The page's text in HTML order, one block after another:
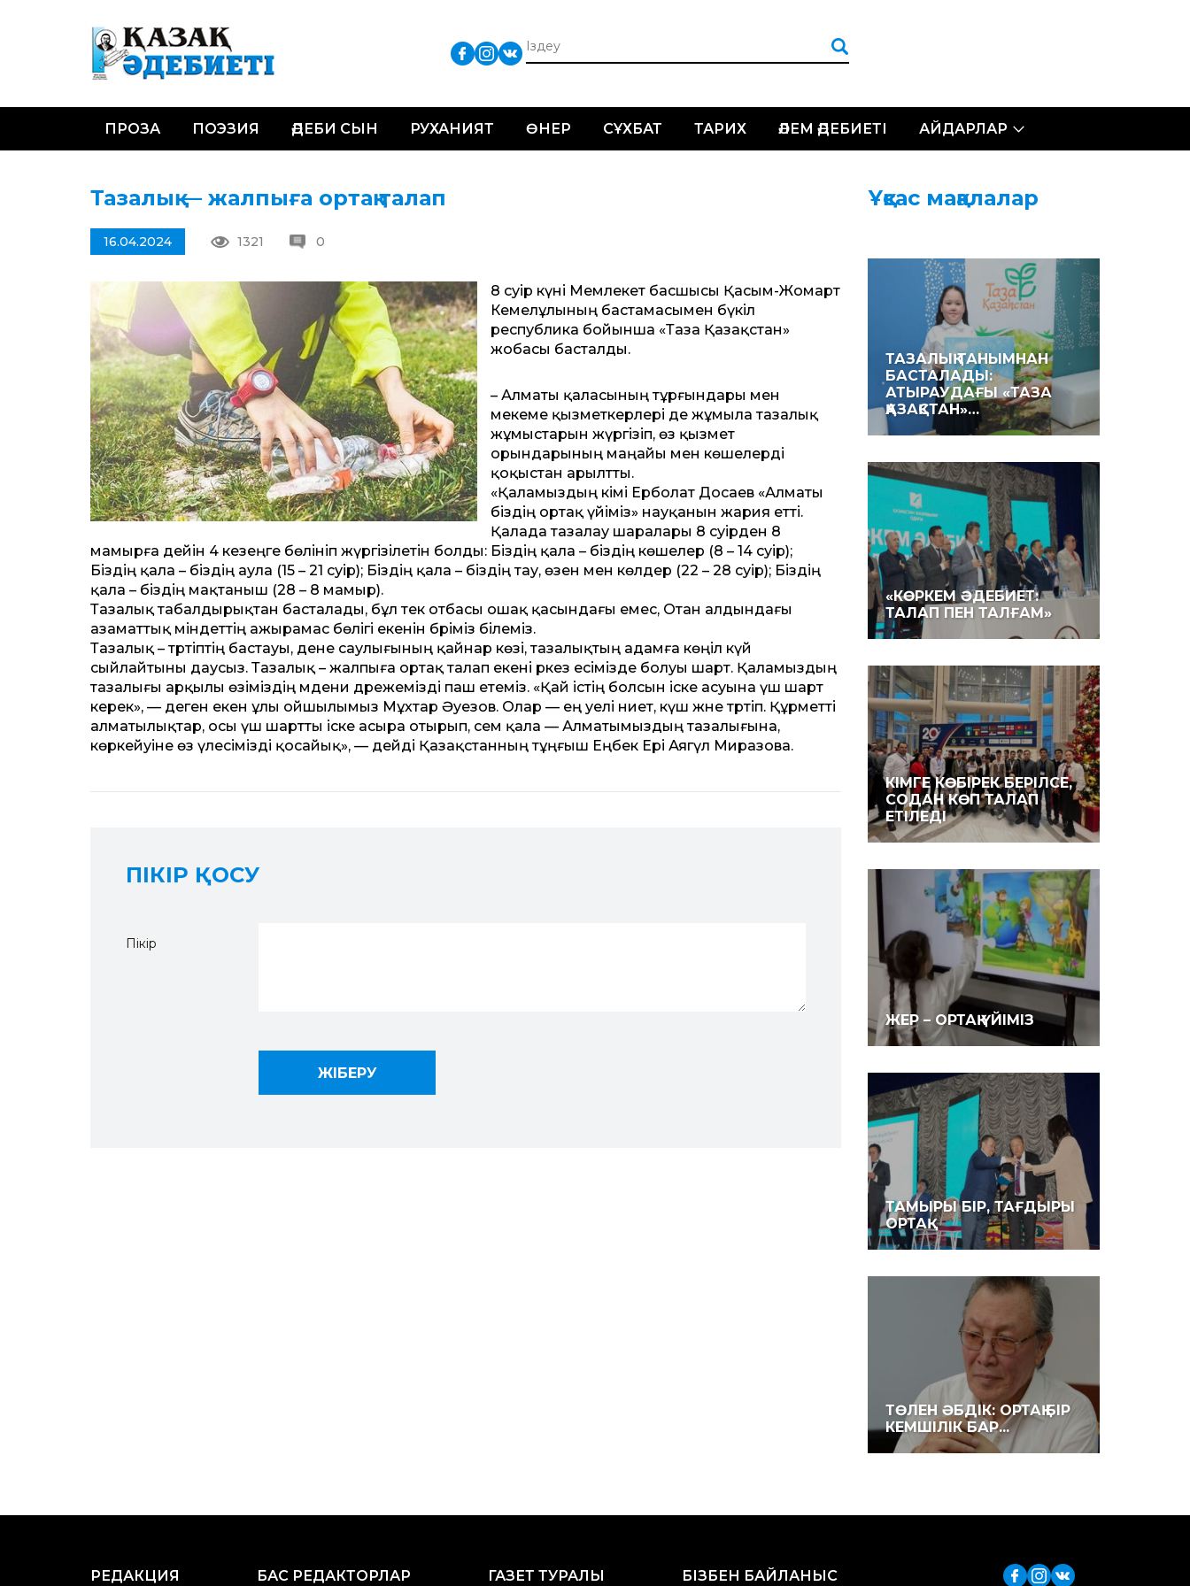
ПРОЗА ПОЭЗИЯ ӘДЕБИ СЫН РУХАНИЯТ ӨНЕР СҰХБАТ ТАРИХ ӘЛЕМ ӘДЕБИЕТІ АЙДАРЛАР
Тазалық — жалпыға ортақ талап
16.04.2024 1321 0
8 сәуір күні Мемлекет басшысы Қасым-Жомарт
Кемелұлының бастамасымен бүкіл
республика бойынша «Таза Қазақстан»
жобасы басталды.
– Алматы қаласының тұрғындары мен
мекеме қызметкерлері де жұмыла тазалық
жұмыстарын жүргізіп, өз қызмет
орындарының маңайы мен көшелерді
қоқыстан арылтты.
«Қаламыздың әкімі Ерболат Досаев «Алматы
біздің ортақ үйіміз» науқанын жария етті.
Қалада тазалау шаралары 8 сәуірден 8
мамырға дейін 4 кезеңге бөлініп жүргізілетін болды: Біздің қала – біздің көшелер (8 – 14 сәуір);
Біздің қала – біздің аула (15 – 21 сәуір); Біздің қала – біздің тау, өзен мен көлдер (22 – 28 сәуір); Біздің
қала – біздің мақтаныш (28 – 8 мамыр).
Тазалық табалдырықтан басталады, бұл тек отбасы ошақ қасындағы емес, Отан алдындағы
азаматтық міндеттің ажырамас бөлігі екенін бәріміз білеміз.
Тазалық – тәртіптің бастауы, дене саулығының қайнар көзі, тазалықтың адамға көңіл күй
сыйлайтыны даусыз. Тазалық – жалпыға ортақ талап екені әркез есімізде болуы шарт. Қаламыздың
тазалығы арқылы өзіміздің мәдени дәрежемізді паш етеміз. «Қай істің болсын іске асуына үш шарт
керек», — деген екен ұлы ойшылымыз Мұхтар Әуезов. Олар — ең әуелі ниет, күш және тәртіп. Құрметті
алматылықтар, осы үш шартты іске асыра отырып, әсем қала — Алматымыздың тазалығына,
көркейуіне өз үлесімізді қосайық», — дейді Қазақстанның тұңғыш Еңбек Ері Аягүл Миразова.
ПІКІР ҚОСУ
Пікір
Ұқсас мақалалар
ТАЗАЛЫҚ ТАНЫМНАН
БАСТАЛАДЫ:
АТЫРАУДАҒЫ «ТАЗА
ҚАЗАҚСТАН»…
«КӨРКЕМ ӘДЕБИЕТ:
ТАЛАП ПЕН ТАЛҒАМ»
КІМГЕ КӨБІРЕК БЕРІЛСЕ,
СОДАН КӨП ТАЛАП
ЕТІЛЕДІ
ЖЕР – ОРТАҚ ҮЙІМІЗ
ТАМЫРЫ БІР, ТАҒДЫРЫ
ОРТАҚ
ТӨЛЕН ӘБДІК: ОРТАҚ БІР
КЕМШІЛІК БАР...
РЕДАКЦИЯ БАС РЕДАКТОРЛАР ГАЗЕТ ТУРАЛЫ БІЗБЕН БАЙЛАНЫС